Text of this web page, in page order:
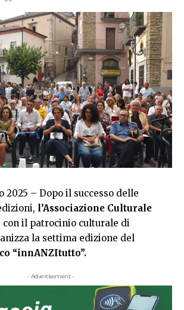
2025 – Dopo il successo delle
l’Associazione Culturale
con il patrocinio culturale di
la settima edizione del
“innANZItutto”.
- Advertisement -